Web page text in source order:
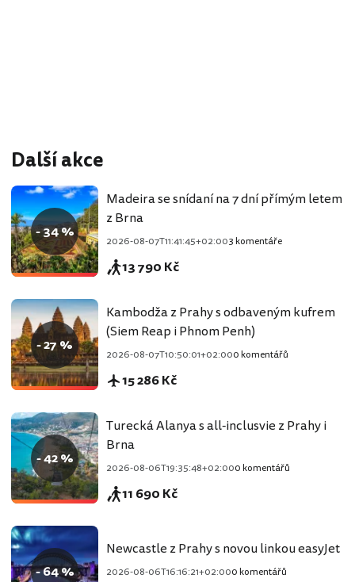
Další akce
- 34 %
Madeira se snídaní na 7 dní přímým letem
z Brna
2026-08-07T11:41:45+02:003 komentáře
13 790 Kč
- 27 %
Kambodža z Prahy s odbaveným kufrem
(Siem Reap i Phnom Penh)
2026-08-07T10:50:01+02:000 komentářů
15 286 Kč
- 42 %
Turecká Alanya s all-inclusvie z Prahy i
Brna
2026-08-06T19:35:48+02:000 komentářů
11 690 Kč
- 64 %
Newcastle z Prahy s novou linkou easyJet
2026-08-06T16:16:21+02:000 komentářů